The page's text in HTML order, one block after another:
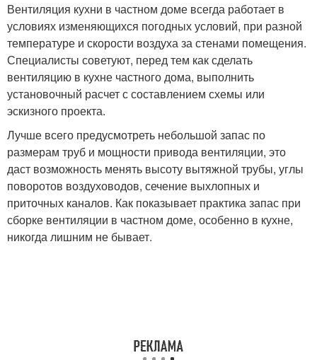
Вентиляция кухни в частном доме всегда работает в
условиях изменяющихся погодных условий, при разной
температуре и скорости воздуха за стенами помещения.
Специалисты советуют, перед тем как сделать
вентиляцию в кухне частного дома, выполнить
установочный расчет с составлением схемы или
эскизного проекта.
Лучше всего предусмотреть небольшой запас по
размерам труб и мощности привода вентиляции, это
даст возможность менять высоту вытяжной трубы, углы
поворотов воздуховодов, сечение выхлопных и
приточных каналов. Как показывает практика запас при
сборке вентиляции в частном доме, особенно в кухне,
никогда лишним не бывает.